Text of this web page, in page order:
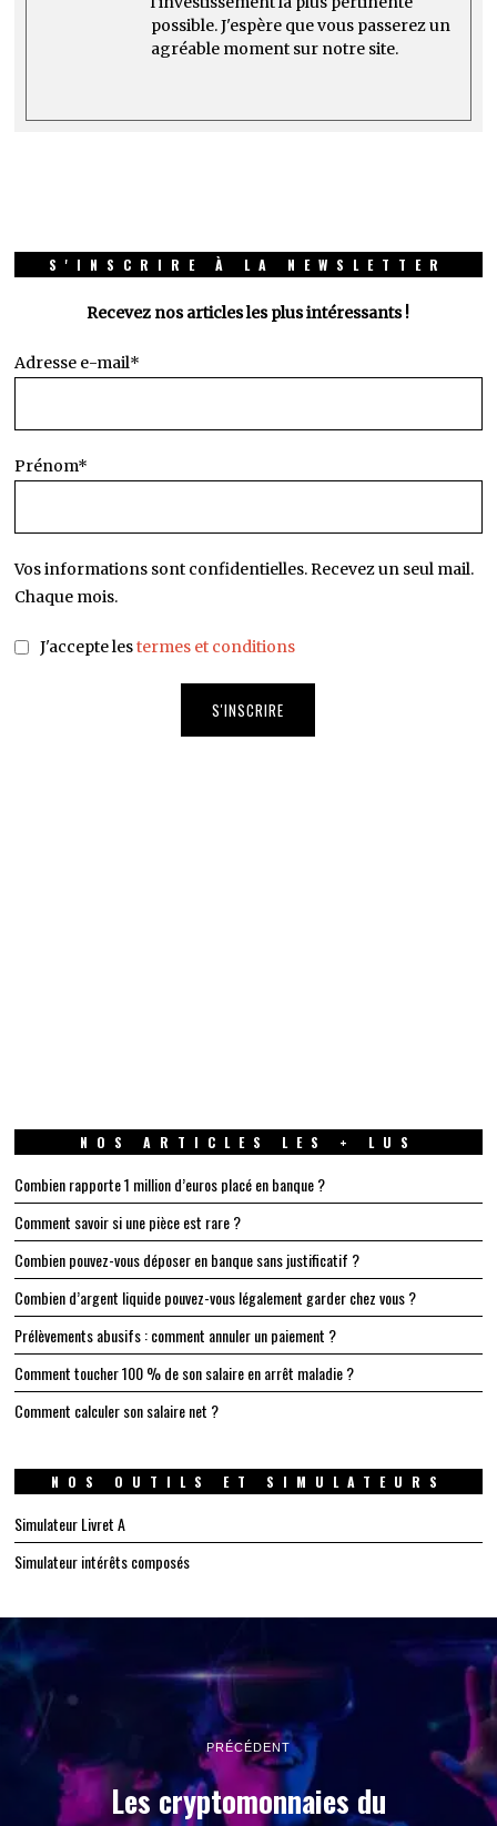
possible. J'espère que vous passerez un
agréable moment sur notre site.
S'INSCRIRE À LA NEWSLETTER
Recevez nos articles les plus intéressants !
Adresse e-mail*
Prénom*
Vos informations sont confidentielles. Recevez un seul mail.
Chaque mois.
J'accepte lestermes et conditions
NOS ARTICLES LES + LUS
Combien rapporte 1 million d’euros placé en banque ?
Comment savoir si une pièce est rare ?
Combien pouvez-vous déposer en banque sans justificatif ?
Combien d’argent liquide pouvez-vous légalement garder chez vous ?
Prélèvements abusifs : comment annuler un paiement ?
Comment toucher 100 % de son salaire en arrêt maladie ?
Comment calculer son salaire net ?
NOS OUTILS ET SIMULATEURS
Simulateur Livret A
Simulateur intérêts composés
PRÉCÉDENT
Les cryptomonnaies du